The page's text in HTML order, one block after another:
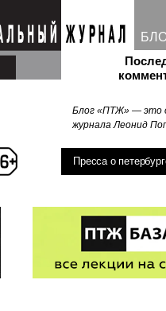
Блог «ПТЖ» — это
журнала Леонид
Пресса о